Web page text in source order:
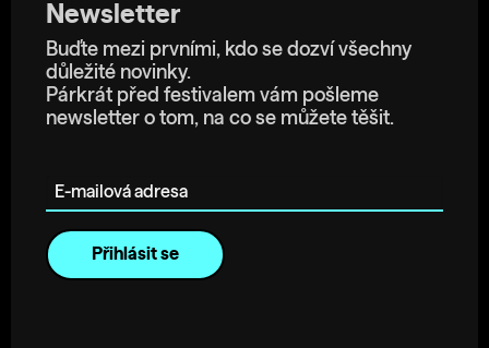
Newsletter
Buďte mezi prvními, kdo se dozví všechny
důležité novinky.
Párkrát před festivalem vám pošleme
newsletter o tom, na co se můžete těšit.